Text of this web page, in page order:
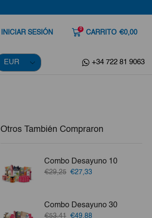
INICIAR SESIÓN 0 CARRITO €0,00
+34 722 81 9063
Otros También Compraron
Combo Desayuno 10
€29,25 El
€29,25.
€27,33El
€27,33.
Combo Desayuno 30
€53,41 El
€49,88El